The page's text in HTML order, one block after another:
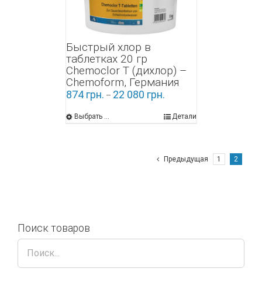
Быстрый хлор в
таблетках 20 гр
Chemoclor Т (дихлор) –
Chemoform, Германия
874 грн. – 22 080 грн.
Выбрать ... Детали
Предыдущая 1 2
Поиск товаров